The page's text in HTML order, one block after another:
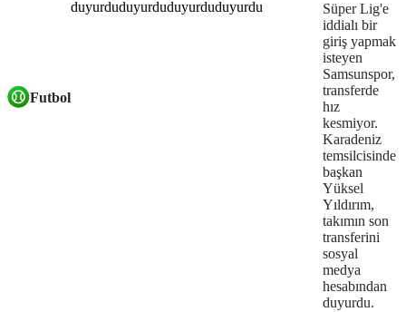
Futbol
Süper Lig'e
iddialı bir
giriş yapmak
isteyen
Samsunspor,
transferde
hız
kesmiyor.
Karadeniz
temsilcisinde
başkan
Yüksel
Yıldırım,
takımın son
transferini
sosyal
medya
hesabından
duyurdu.